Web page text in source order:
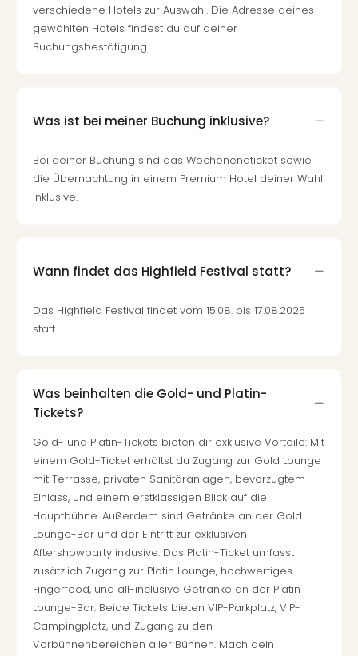
verschiedene Hotels zur Auswahl. Die Adresse deines
gewählten Hotels findest du auf deiner
Buchungsbestätigung.
Was ist bei meiner Buchung inklusive?
Bei deiner Buchung sind das Wochenendticket sowie
die Übernachtung in einem Premium Hotel deiner Wahl
inklusive.
Wann findet das Highfield Festival statt?
Das Highfield Festival findet vom 15.08. bis 17.08.2025
statt.
Was beinhalten die Gold- und Platin-
Tickets?
Gold- und Platin-Tickets bieten dir exklusive Vorteile: Mit
einem Gold-Ticket erhältst du Zugang zur Gold Lounge
mit Terrasse, privaten Sanitäranlagen, bevorzugtem
Einlass, und einem erstklassigen Blick auf die
Hauptbühne. Außerdem sind Getränke an der Gold
Lounge-Bar und der Eintritt zur exklusiven
Aftershowparty inklusive. Das Platin-Ticket umfasst
zusätzlich Zugang zur Platin Lounge, hochwertiges
Fingerfood, und all-inclusive Getränke an der Platin
Lounge-Bar. Beide Tickets bieten VIP-Parkplatz, VIP-
Campingplatz, und Zugang zu den
Vorbühnenbereichen aller Bühnen. Mach dein